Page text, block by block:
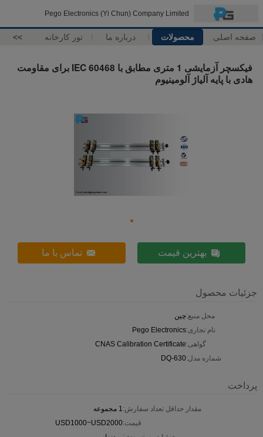
Pego Electronics (Yi Chun) Company Limited
صفحه اصلی محصولات درباره ما تور کارخانه >>
فیکسچر آزمایشی 1 متری مطابق با IEC 60468 برای مقاومت
هادی با پایه آلیاژ آلومینیوم
بهترین قیمت تماس با ما
جزئیات محصول
محل منبع:چین
نام تجاری:Pego Electronics
گواهی:CNAS Calibration Certificate
شماره مدل:DQ-630
پرداخت
مقدار حداقل تعداد سفارش:1 مجموعه
قیمت:USD1000~USD2000